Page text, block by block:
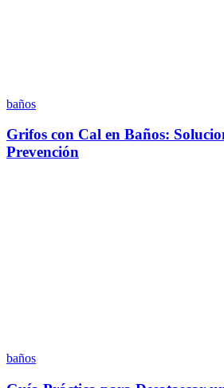
baños
Grifos con Cal en Baños:
Prevención
baños